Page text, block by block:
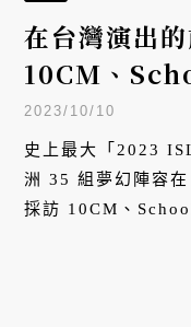
在台灣演出
10CM、
2023/10/10
史上最大「2023
洲 35 組夢幻陣容
採訪 10CM、